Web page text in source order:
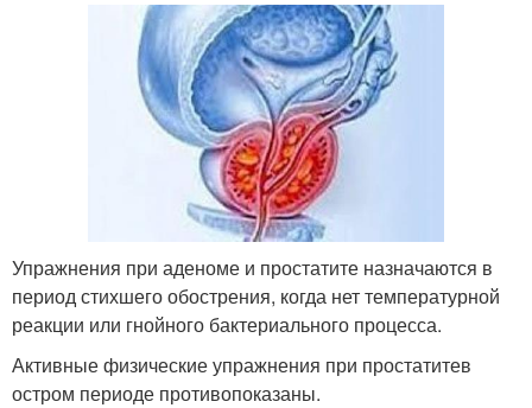
Упражнения при аденоме и простатите назначаются в
период стихшего обострения, когда нет температурной
реакции или гнойного бактериального процесса.
Активные физические упражнения при простатитев
остром периоде противопоказаны.